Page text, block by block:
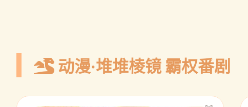
动漫·堆堆棱镜 霸权番剧